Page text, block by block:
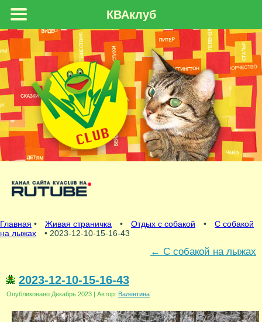
Главная • Живая страничка • Отдых с собакой •
С собакой
на лыжах
• 2023-12-10-15-16-43
← С собакой на лыжах
2023-12-10-15-16-43
Опубликовано Декабрь 2023 | Автор: Валентина
КВАклуб